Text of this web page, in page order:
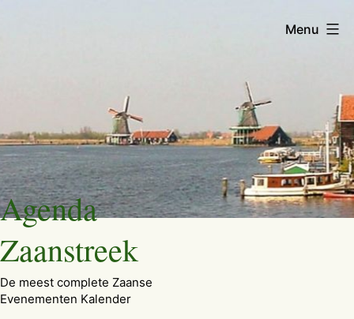
Ga
naar
de
inhoud
Agenda
Zaanstreek
De meest complete Zaanse
Evenementen Kalender
Menu